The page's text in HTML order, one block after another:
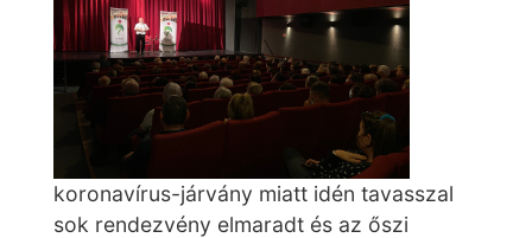
koronavírus-járvány miatt idén tavasszal
sok rendezvény elmaradt és az őszi